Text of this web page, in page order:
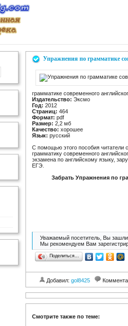
Упражнения по грамматике
грамматике современного
Издательство: Эксмо
Год: 2012
Страниц: 464
Формат: pdf
Размер: 2,2 мб
Качество: хорошее
Язык: русский
С помощью этого пособия читатели
грамматику современного
экзамена по английскому языку,
ЕГЭ.
Забрать Упражнения по
Уважаемый посетитель, Вы зашли
Мы рекомендуем Вам
Поделиться…
Добавил: gol8425
Смотрите также по теме: